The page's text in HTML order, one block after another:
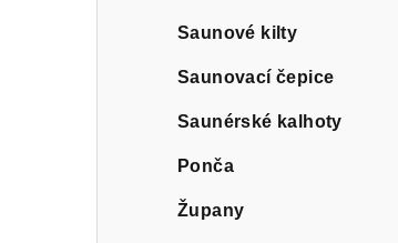
Saunové kilty
Saunovací čepice
Saunérské kalhoty
Ponča
Župany